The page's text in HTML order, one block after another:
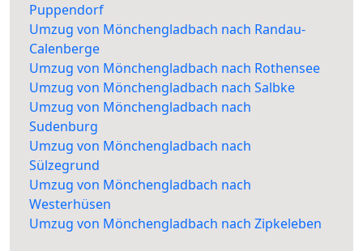
Puppendorf
Umzug von Mönchengladbach nach Randau-
Calenberge
Umzug von Mönchengladbach nach Rothensee
Umzug von Mönchengladbach nach Salbke
Umzug von Mönchengladbach nach
Sudenburg
Umzug von Mönchengladbach nach
Sülzegrund
Umzug von Mönchengladbach nach
Westerhüsen
Umzug von Mönchengladbach nach Zipkeleben